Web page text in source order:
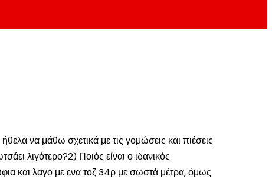
να μάθω σχετικά με τις γομώσεις και πιέσεις
λιγότερο?2) Ποιός είναι ο ιδανικός
και λαγο με ενα τοζ 34ρ με σωστά μέτρα, όμως